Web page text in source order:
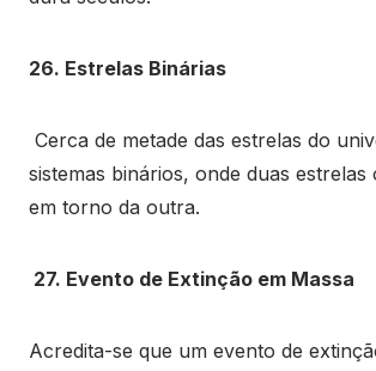
26. Estrelas Binárias
Cerca de metade das estrelas do
sistemas binários, onde duas estrelas
em torno da outra.
27. Evento de Extinção em Massa
Acredita-se que um evento de